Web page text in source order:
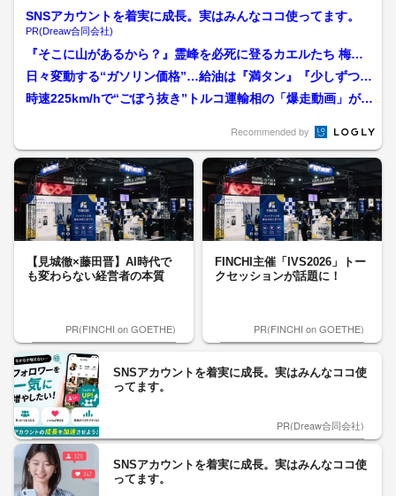
SNSアカウントを着実に成長。実はみんなココ使ってます。
PR(Dreaw合同会社)
『そこに山があるから？』霊峰を必死に登るカエルたち 梅雨
に現れる“カエルの登山”...
日々変動する“ガソリン価格”…給油は『満タン』『少しずつ』
どちらがお得？専門家に...
時速225km/hで“ごぼう抜き”トルコ運輸相の「爆走動画」が大
Recommended by
【見城徹×藤田晋】AI時代で
も変わらない経営者の本質
PR(FINCHI on GOETHE)
FINCHI主催「IVS2026」トー
クセッションが話題に！
PR(FINCHI on GOETHE)
SNSアカウントを着実に成長。実はみんなココ使
ってます。
PR(Dreaw合同会社)
SNSアカウントを着実に成長。実はみんなココ使
ってます。